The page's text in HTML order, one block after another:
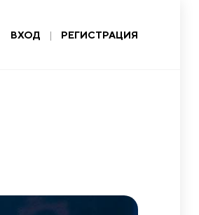
ВХОД | РЕГИСТРАЦИЯ